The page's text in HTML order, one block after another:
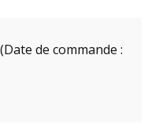
(Date de commande :